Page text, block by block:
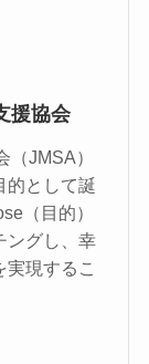
援協会
JMSA）
的として誕
（目的）
ングし、幸
現するこ